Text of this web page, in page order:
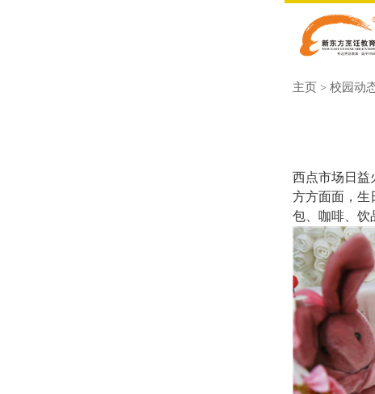
主页 > 校园动
西点市场日益
方方面面，生
包、咖啡、饮